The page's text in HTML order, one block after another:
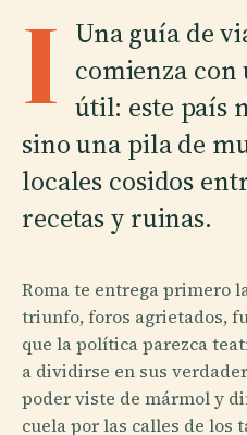
I Una guía de
comienza
útil: este país
sino una pila de
locales cosidos
recetas y ruinas.
Roma te entrega primero
triunfo, foros agrietados,
que la política parezca
a dividirse en sus
poder viste de mármol y
cuela por las calles de los